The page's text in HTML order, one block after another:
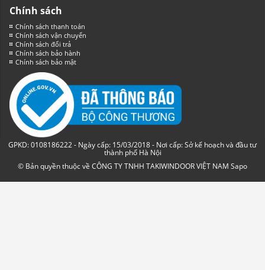
Chính sách
Chính sách thanh toán
Chính sách vận chuyển
Chính sách đổi trả
Chính sách bảo hành
Chính sách bảo mật
GPKD: 0108186222 - Ngày cấp: 15/03/2018 - Nơi cấp: Sở kế hoạch và đầu tư
thành phố Hà Nội
© Bản quyền thuộc về CÔNG TY TNHH TAKIWINDOOR VIỆT NAM Sapo